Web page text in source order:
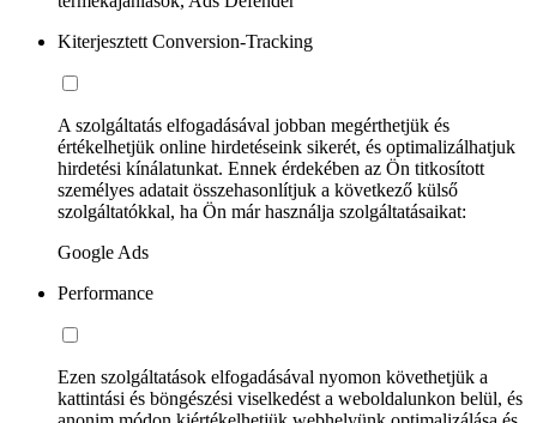
Kiterjesztett Conversion-Tracking
A szolgáltatás elfogadásával jobban megérthetjük és
értékelhetjük online hirdetéseink sikerét, és optimalizálhatjuk
hirdetési kínálatunkat. Ennek érdekében az Ön titkosított
személyes adatait összehasonlítjuk a következő külső
szolgáltatókkal, ha Ön már használja szolgáltatásaikat:
Google Ads
Performance
Ezen szolgáltatások elfogadásával nyomon követhetjük a
kattintási és böngészési viselkedést a weboldalunkon belül, és